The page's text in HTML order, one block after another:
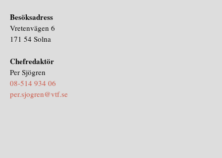
Besöksadress
Vretenvägen 6
171 54 Solna
Chefredaktör
Per Sjögren
08-514 934 06
per.sjogren@vtf.se